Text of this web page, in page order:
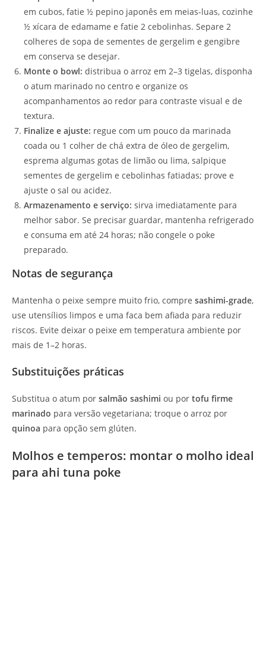
em cubos, fatie ½ pepino japonês em meias-luas, cozinhe
½ xícara de edamame e fatie 2 cebolinhas. Separe 2
colheres de sopa de sementes de gergelim e gengibre
em conserva se desejar.
Monte o bowl: distribua o arroz em 2–3 tigelas, disponha
o atum marinado no centro e organize os
acompanhamentos ao redor para contraste visual e de
textura.
Finalize e ajuste: regue com um pouco da marinada
coada ou 1 colher de chá extra de óleo de gergelim,
esprema algumas gotas de limão ou lima, salpique
sementes de gergelim e cebolinhas fatiadas; prove e
ajuste o sal ou acidez.
Armazenamento e serviço: sirva imediatamente para
melhor sabor. Se precisar guardar, mantenha refrigerado
e consuma em até 24 horas; não congele o poke
preparado.
Notas de segurança
Mantenha o peixe sempre muito frio, compre sashimi-grade,
use utensílios limpos e uma faca bem afiada para reduzir
riscos. Evite deixar o peixe em temperatura ambiente por
mais de 1–2 horas.
Substituições práticas
Substitua o atum por salmão sashimi ou por tofu firme
marinado para versão vegetariana; troque o arroz por
quinoa para opção sem glúten.
Molhos e temperos: montar o molho ideal
para ahi tuna poke